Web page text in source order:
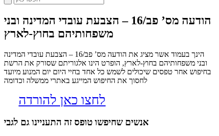
הודעה מס’ פב/16 – הצבעת עובדי המדינה ובני
משפחותיהם בחוץ-לארץ
הינך בעמוד אשר מציג את הודעה מס’ פב/16 – הצבעת עובדי המדינה
ובני משפחותיהם בחוץ-לארץ, הופרט הינו אלגוריתם שסורק את הרשת
בחיפוש אחר טפסים שיכולים לשמש כל אחד בחיי היום יום המנוע מיועד
לחסוך את החיפוש המייגע באתרי ממשלה וכדומה
לחצו כאן להורדה
אנשים שחיפשו טופס זה התעניינו גם לגבי